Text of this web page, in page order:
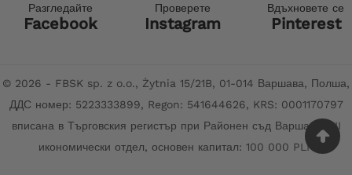
Разгледайте
Facebook
Проверете
Instagram
Вдъхновете се
Pinterest
© 2026 - FBSK sp. z o.o., Żytnia 15/21B, 01-014 Варшава, Полша,
ДДС номер: 5223333899, Regon: 541644626, KRS: 0001170797
вписана в Търговския регистър при Районен съд Варшава, XII
икономически отдел, основен капитал: 100 000 PLN